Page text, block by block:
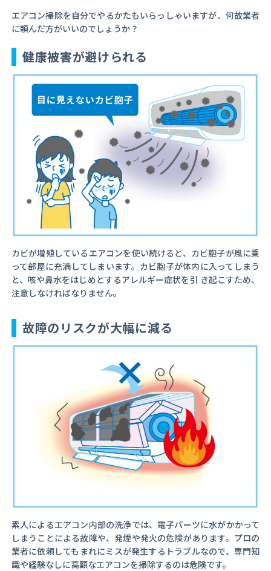
エアコン掃除を自分でやるかたもいらっしゃいますが、何故業者
に頼んだ方がいいのでしょうか？
健康被害が避けられる
カビが増殖しているエアコンを使い続けると、カビ胞子が風に乗
って部屋に充満してしまいます。カビ胞子が体内に入ってしまう
と、咳や鼻水をはじめとするアレルギー症状を引 き起こすため、
注意しなければなりません。
故障のリスクが大幅に減る
素人によるエアコン内部の洗浄では、電子パーツに水がかかって
しまうことによる故障や、発煙や発火の危険があります。プロの
業者に依頼してもまれにミスが発生するトラブルなので、専門知
識や経験なしに高額なエアコンを掃除するのは危険です。